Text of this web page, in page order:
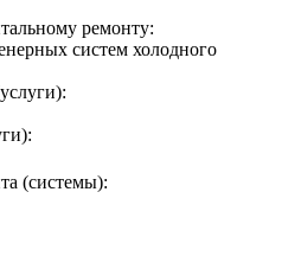
ремонту:
систем холодного
(системы):